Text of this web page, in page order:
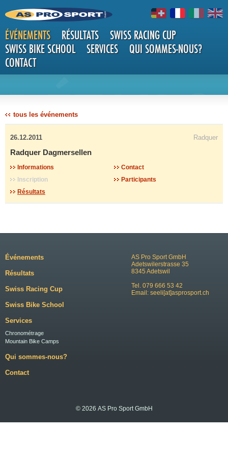
ÉVÉNEMENTS RÉSULTATS
SWISS RACING CUP
SWISS BIKE SCHOOL
SERVICES
QUI SOMMES-NOUS?
CONTACT
DÉTAILS
tous les événements
26.12.2011 Radquer
Radquer Dagmersellen
Informations
Contact
Inscription
Participants
Résultats
AS Pro Sport GmbH
Adetswilerstrasse 35
8345 Adetswil
Tel. 079 666 53 42
Email: seeli[at]asprosport.ch
Événements
Résultats
Swiss Racing Cup
Swiss Bike School
Services
Chronométrage
Mountain Bike Camps
Qui sommes-nous?
Contact
© 2026 AS Pro Sport GmbH